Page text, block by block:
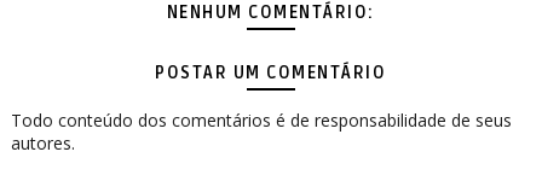
NENHUM COMENTÁRIO:
POSTAR UM COMENTÁRIO
Todo conteúdo dos comentários é de responsabilidade de seus
autores.